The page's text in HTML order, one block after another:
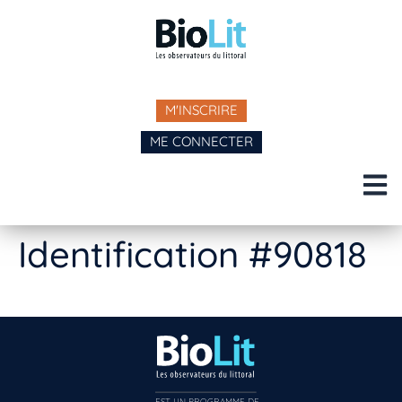
M'INSCRIRE
ME CONNECTER
Identification #90818